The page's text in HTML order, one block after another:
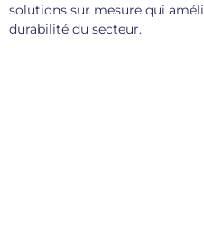
solutions sur mesure qui
durabilité du secteur.